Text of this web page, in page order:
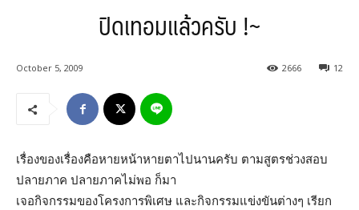
ปิดเทอมแล้วครับ !~
October 5, 2009 12
2666
เรื่องของเรื่องคือหายหน้าหายตาไปนานครับ ตามสูตรช่วงสอบ
ปลายภาค ปลายภาคไม่พอ ก็มา
เจอกิจกรรมของโครงการพิเศษ​ และกิจกรรมแข่งขันต่างๆ เรียก